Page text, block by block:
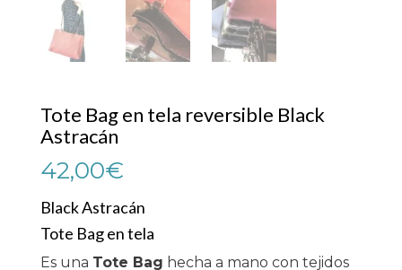
Tote Bag en tela reversible Black
Astracán
42,00€
Black Astracán
Tote Bag en tela
Es una Tote Bag hecha a mano con tejidos